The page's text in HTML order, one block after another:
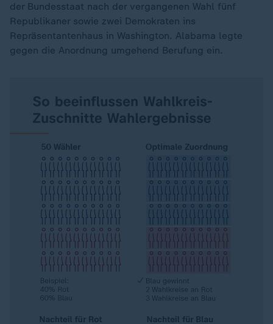
der Bundesstaat nach der vergangenen Wahl fünf
Republikaner sowie zwei Demokraten ins
Repräsentantenhaus in Washington. Alabama legte
gegen die Anordnung umgehend Berufung ein.